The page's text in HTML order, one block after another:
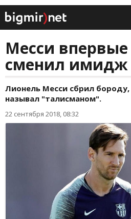
Месси впервые
сменил имидж
Лионель Месси сбрил
называл "талисманом".
22 сентября 2018, 08:32